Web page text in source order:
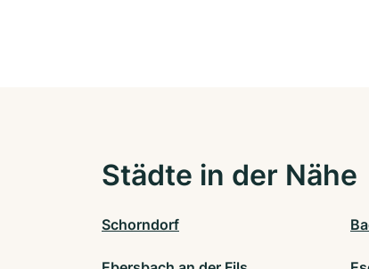
Städte in der Nähe
Schorndorf